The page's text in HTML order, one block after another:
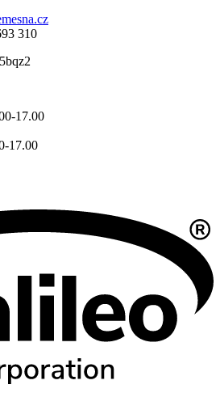
310
17.00
17.00